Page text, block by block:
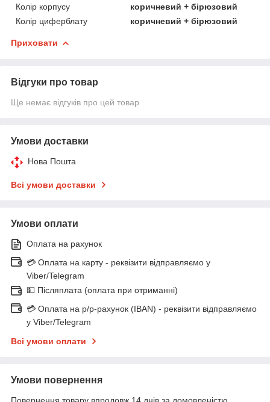
Колір корпусу
коричневий + бірюзовий
Колір циферблату
коричневий + бірюзовий
Приховати
Відгуки про товар
Ще немає відгуків про цей товар
Умови доставки
Нова Пошта
Всі умови доставки
Умови оплати
Оплата на рахунок
💳 Оплата на карту - реквізити відправляємо у
Viber/Telegram
💵 Післяплата (оплата при отриманні)
💳 Оплата на р/р-рахунок (IBAN) - реквізити відправляємо
у Viber/Telegram
Всі умови оплати
Умови повернення
Повернення товару впродовж 14 днів за домовленістю